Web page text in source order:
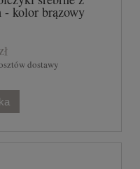
- kolor brązowy
dostawy